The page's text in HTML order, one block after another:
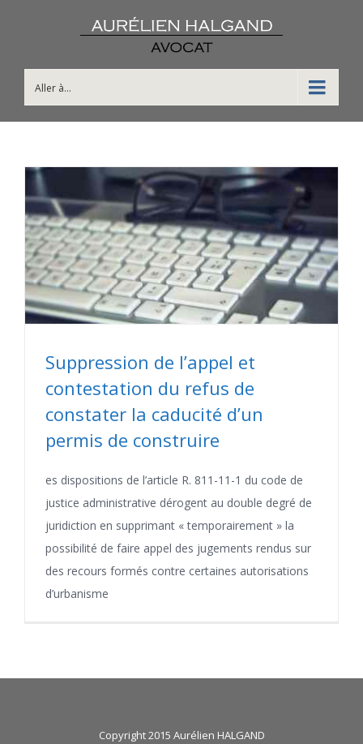
Aller à...
Suppression de l’appel et
contestation du refus de
constater la caducité d’un
permis de construire
es dispositions de l’article R. 811-11-1 du code de
justice administrative dérogent au double degré de
juridiction en supprimant « temporairement » la
possibilité de faire appel des jugements rendus sur
des recours formés contre certaines autorisations
d’urbanisme
Copyright 2015 Aurélien HALGAND